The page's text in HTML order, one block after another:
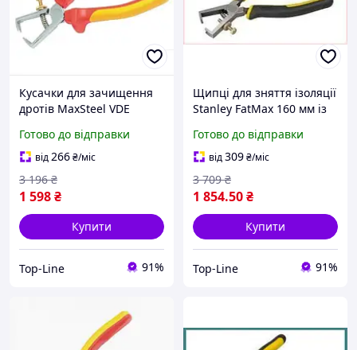
Кусачки для зачищення
дротів MaxSteel VDE
електриків з індукційно
загартованими лезами
Готово до відправки
від266₴/міс
1 598₴
3 196 ₴
Купити
Top-Line 91%
Щипці для зняття ізоляції
Stanley FatMax 160 мм із
ручками для зачищення
дротів
Готово до відправки
від309₴/міс
1 854.50₴
3 709 ₴
Купити
Top-Line 91%